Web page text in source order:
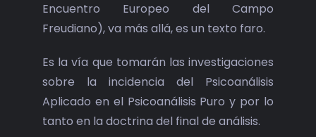
Encuentro Europeo del Campo
Freudiano), va más allá, es un texto faro.
Es la vía que tomarán las investigaciones
sobre la incidencia del Psicoanálisis
Aplicado en el Psicoanálisis Puro y por lo
tanto en la doctrina del final de análisis.